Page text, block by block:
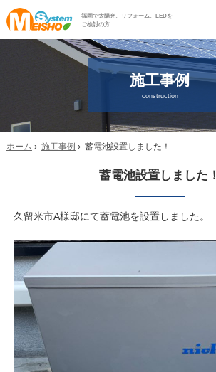
福岡で太陽光、リフォーム、LEDを
ご検討の方
施工事例
construction
ホーム › 施工事例 › 蓄電池設置しました！
蓄電池設置しました！
久留米市A様邸にて蓄電池を設置しました。